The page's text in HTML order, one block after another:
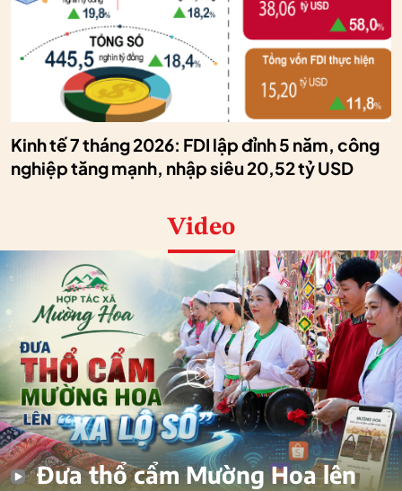
Kinh tế 7 tháng 2026: FDI lập đỉnh 5 năm, công
nghiệp tăng mạnh, nhập siêu 20,52 tỷ USD
Video
Đưa thổ cẩm Mường Hoa lên